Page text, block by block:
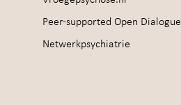
Peer-supported Open Dialogue
Netwerkpsychiatrie